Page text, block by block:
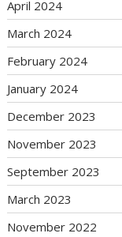
April 2024
March 2024
February 2024
January 2024
December 2023
November 2023
September 2023
March 2023
November 2022